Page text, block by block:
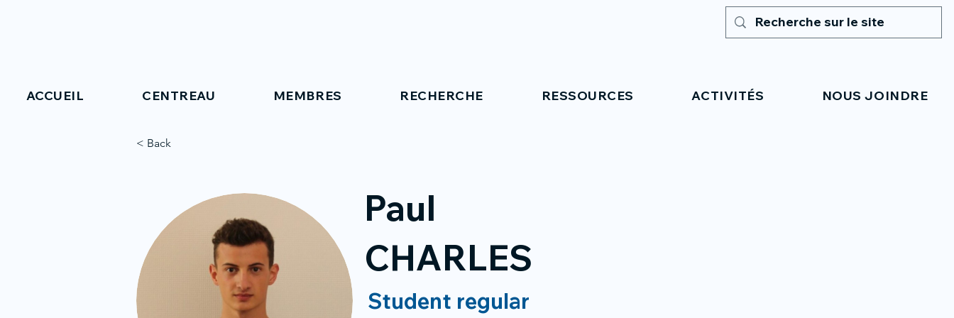
ACCUEIL CENTREAU MEMBRES RECHERCHE RESSOURCES ACTIVITÉS NOUS JOINDRE
< Back
Paul
CHARLES
Student regular